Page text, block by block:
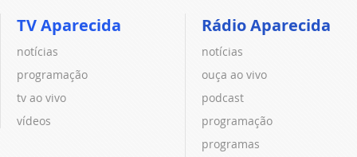
TV Aparecida
notícias
programação
tv ao vivo
vídeos
Rádio Aparecida
notícias
ouça ao vivo
podcast
programação
programas